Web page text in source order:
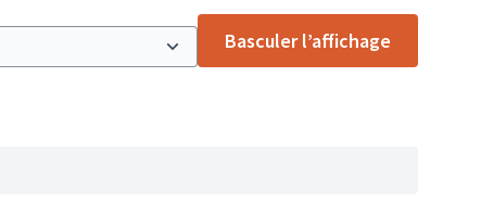
Basculer l’affichage